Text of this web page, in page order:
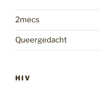
2mecs
Queergedacht
HIV